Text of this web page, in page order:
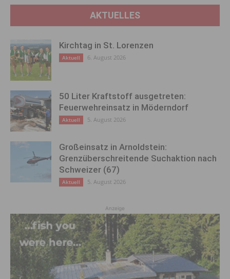
AKTUELLES
Kirchtag in St. Lorenzen
Aktuell 6. August 2026
50 Liter Kraftstoff ausgetreten:
Feuerwehreinsatz in Möderndorf
Aktuell 5. August 2026
Großeinsatz in Arnoldstein:
Grenzüberschreitende Suchaktion nach
Schweizer (67)
Aktuell 5. August 2026
Anzeige